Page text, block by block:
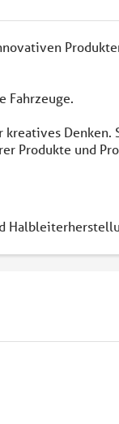
Fahrzeuge.
Denken.
Produkte und